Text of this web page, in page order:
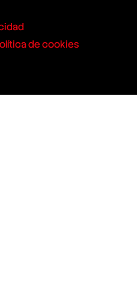
de cookies